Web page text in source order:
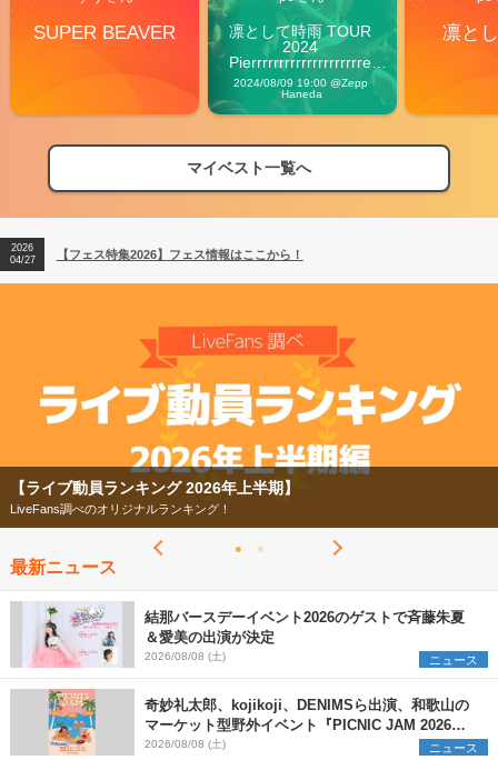
SUPER BEAVER
凛として時雨 TOUR
2024
Pierrrrrrrrrrrrrrrrrrrre
Vibes
2024/08/09 19:00 @Zepp
Haneda
凛と
マイベスト一覧へ
【フェス特集2026】フェス情報はここから！
【ライブ動員ランキング】2026年上半期編発表！
2026
04/27
【フェス特集2026】フェス情報はここから！
2026
【ライブ動員ランキング 2026年上半期】
LiveFans調べのオリジナルランキング！
最新ニュース
結那バースデーイベント2026のゲストで斉藤朱夏
＆愛美の出演が決定
2026/08/08 (土) ニュース
奇妙礼太郎、kojikoji、DENIMSら出演、和歌山の
マーケット型野外イベント『PICNIC JAM 2026』
早割チケット発売開始
2026/08/08 (土) ニュース